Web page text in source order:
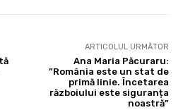
ARTICOLUL URMĂTOR
Ana Maria Păcuraru:
”România este un stat de
primă linie. Încetarea
războiului este siguranța
noastră”